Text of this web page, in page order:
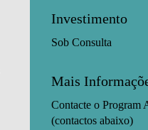
Investimento
Sob Consulta
Mais
Contacte o Program
(contactos abaixo)